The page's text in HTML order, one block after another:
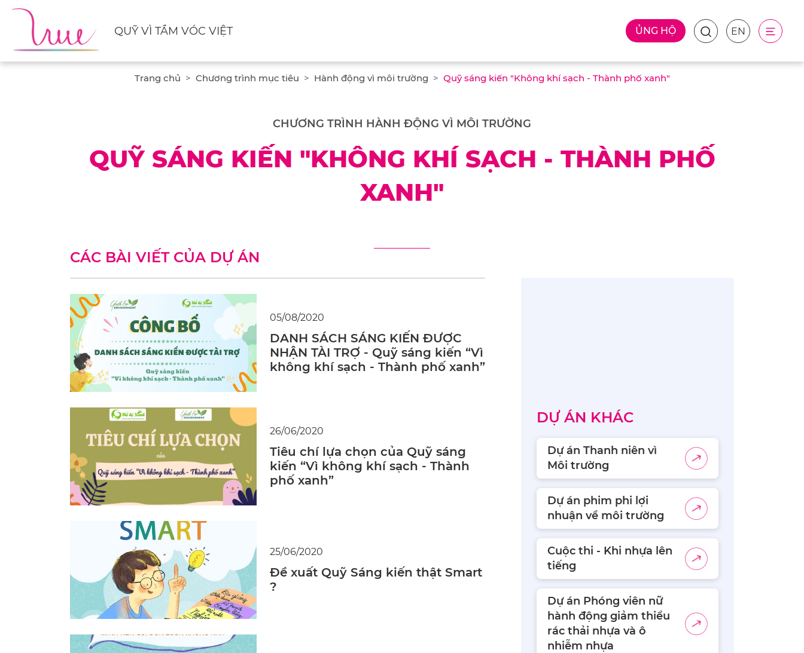
QUỸ VÌ TẦM VÓC VIỆT ỦNG HỘ EN
Trang chủ Chương trình mục tiêu Hành động vì môi trường Quỹ sáng kiến "Không khí sạch - Thành phố xanh"
CHƯƠNG TRÌNH HÀNH ĐỘNG VÌ MÔI TRƯỜNG
QUỸ SÁNG KIẾN "KHÔNG KHÍ SẠCH - THÀNH PHỐ
XANH"
CÁC BÀI VIẾT CỦA DỰ ÁN
05/08/2020
DANH SÁCH SÁNG KIẾN ĐƯỢC
NHẬN TÀI TRỢ - Quỹ sáng kiến “Vì
không khí sạch - Thành phố xanh”
26/06/2020
Tiêu chí lựa chọn của Quỹ sáng
kiến “Vì không khí sạch - Thành
phố xanh”
25/06/2020
Đề xuất Quỹ Sáng kiến thật Smart
?
DỰ ÁN KHÁC
Dự án Thanh niên vì
Môi trường
Dự án phim phi lợi
nhuận về môi trường
Cuộc thi - Khi nhựa lên
tiếng
Dự án Phóng viên nữ
hành động giảm thiểu
rác thải nhựa và ô
nhiễm nhựa